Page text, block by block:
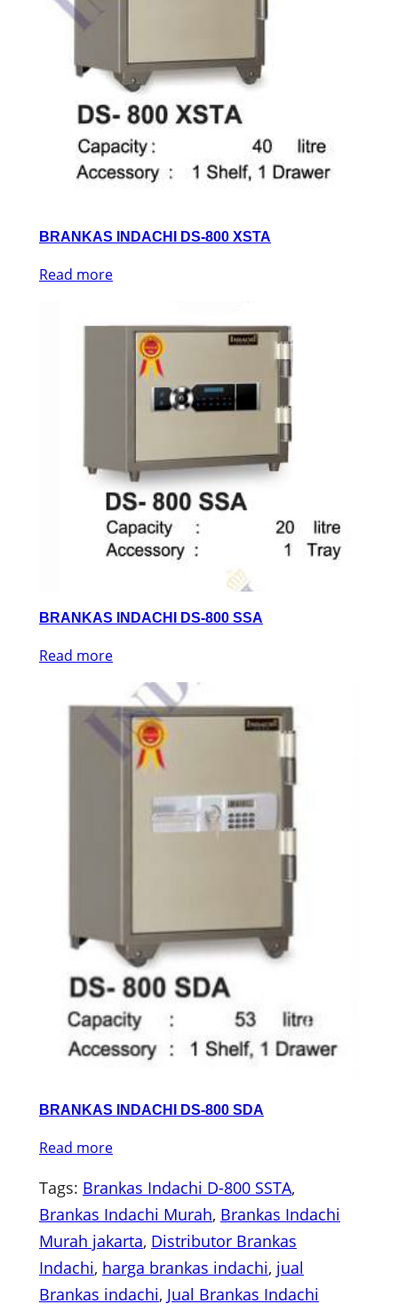
BRANKAS INDACHI DS-800 XSTA
Read more
BRANKAS INDACHI DS-800 SSA
Read more
BRANKAS INDACHI DS-800 SDA
Read more
Tags: Brankas Indachi D-800 SSTA
Brankas Indachi Murah, Brankas Indachi
Murah jakarta, Distributor Brankas
Indachi, harga brankas indachi, jual
Brankas indachi, Jual Brankas Indachi